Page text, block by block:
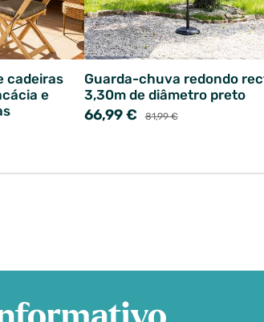
cadeiras
e
Guarda-chuva redondo
3,30m de diâmetro preto
66,99 € 81,99 €